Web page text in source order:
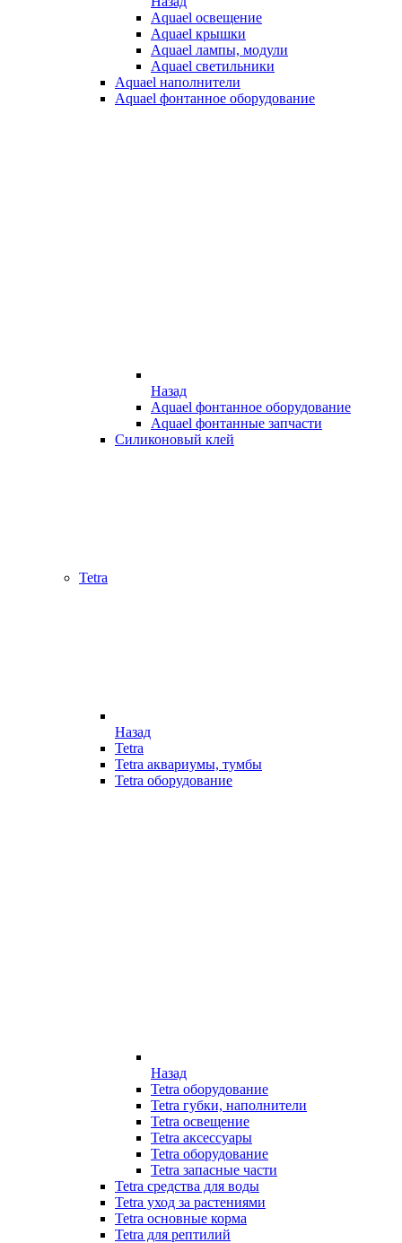
Aquael освещение
Aquael крышки
Aquael лампы, модули
Aquael светильники
Aquael наполнители
Aquael фонтанное оборудование
Назад
Aquael фонтанное оборудование
Aquael фонтанные запчасти
Силиконовый клей
Tetra
Назад
Tetra
Tetra аквариумы, тумбы
Tetra оборудование
Назад
Tetra оборудование
Tetra губки, наполнители
Tetra освещение
Tetra аксессуары
Tetra оборудование
Tetra запасные части
Tetra средства для воды
Tetra уход за растениями
Tetra основные корма
Tetra для рептилий